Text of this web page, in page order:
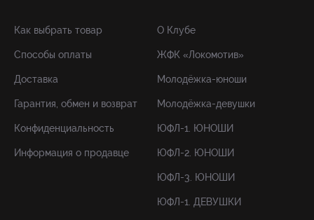
Как выбрать товар
Способы оплаты
Доставка
Гарантия, обмен и возврат
Конфиденциальность
Информация о продавце
О Клубе
ЖФК «Локомотив»
Молодёжка-юноши
Молодёжка-девушки
ЮФЛ-1. ЮНОШИ
ЮФЛ-2. ЮНОШИ
ЮФЛ-3. ЮНОШИ
ЮФЛ-1. ДЕВУШКИ